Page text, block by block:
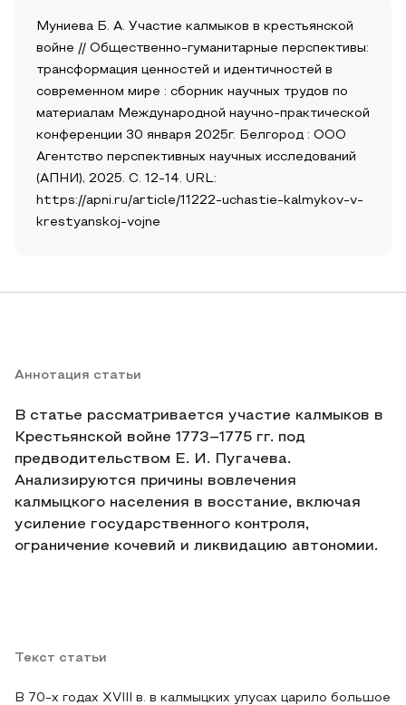
Муниева Б. А. Участие калмыков в крестьянской
войне // Общественно-гуманитарные перспективы:
трансформация ценностей и идентичностей в
современном мире : сборник научных трудов по
материалам Международной научно-практической
конференции 30 января 2025г. Белгород : ООО
Агентство перспективных научных исследований
(АПНИ), 2025. С. 12-14. URL:
https://apni.ru/article/11222-uchastie-kalmykov-v-
krestyanskoj-vojne
Аннотация статьи
В статье рассматривается участие калмыков в
Крестьянской войне 1773–1775 гг. под
предводительством Е. И. Пугачева.
Анализируются причины вовлечения
калмыцкого населения в восстание, включая
усиление государственного контроля,
ограничение кочевий и ликвидацию автономии.
Текст статьи
В 70-х годах XVIII в. в калмыцких улусах царило большое